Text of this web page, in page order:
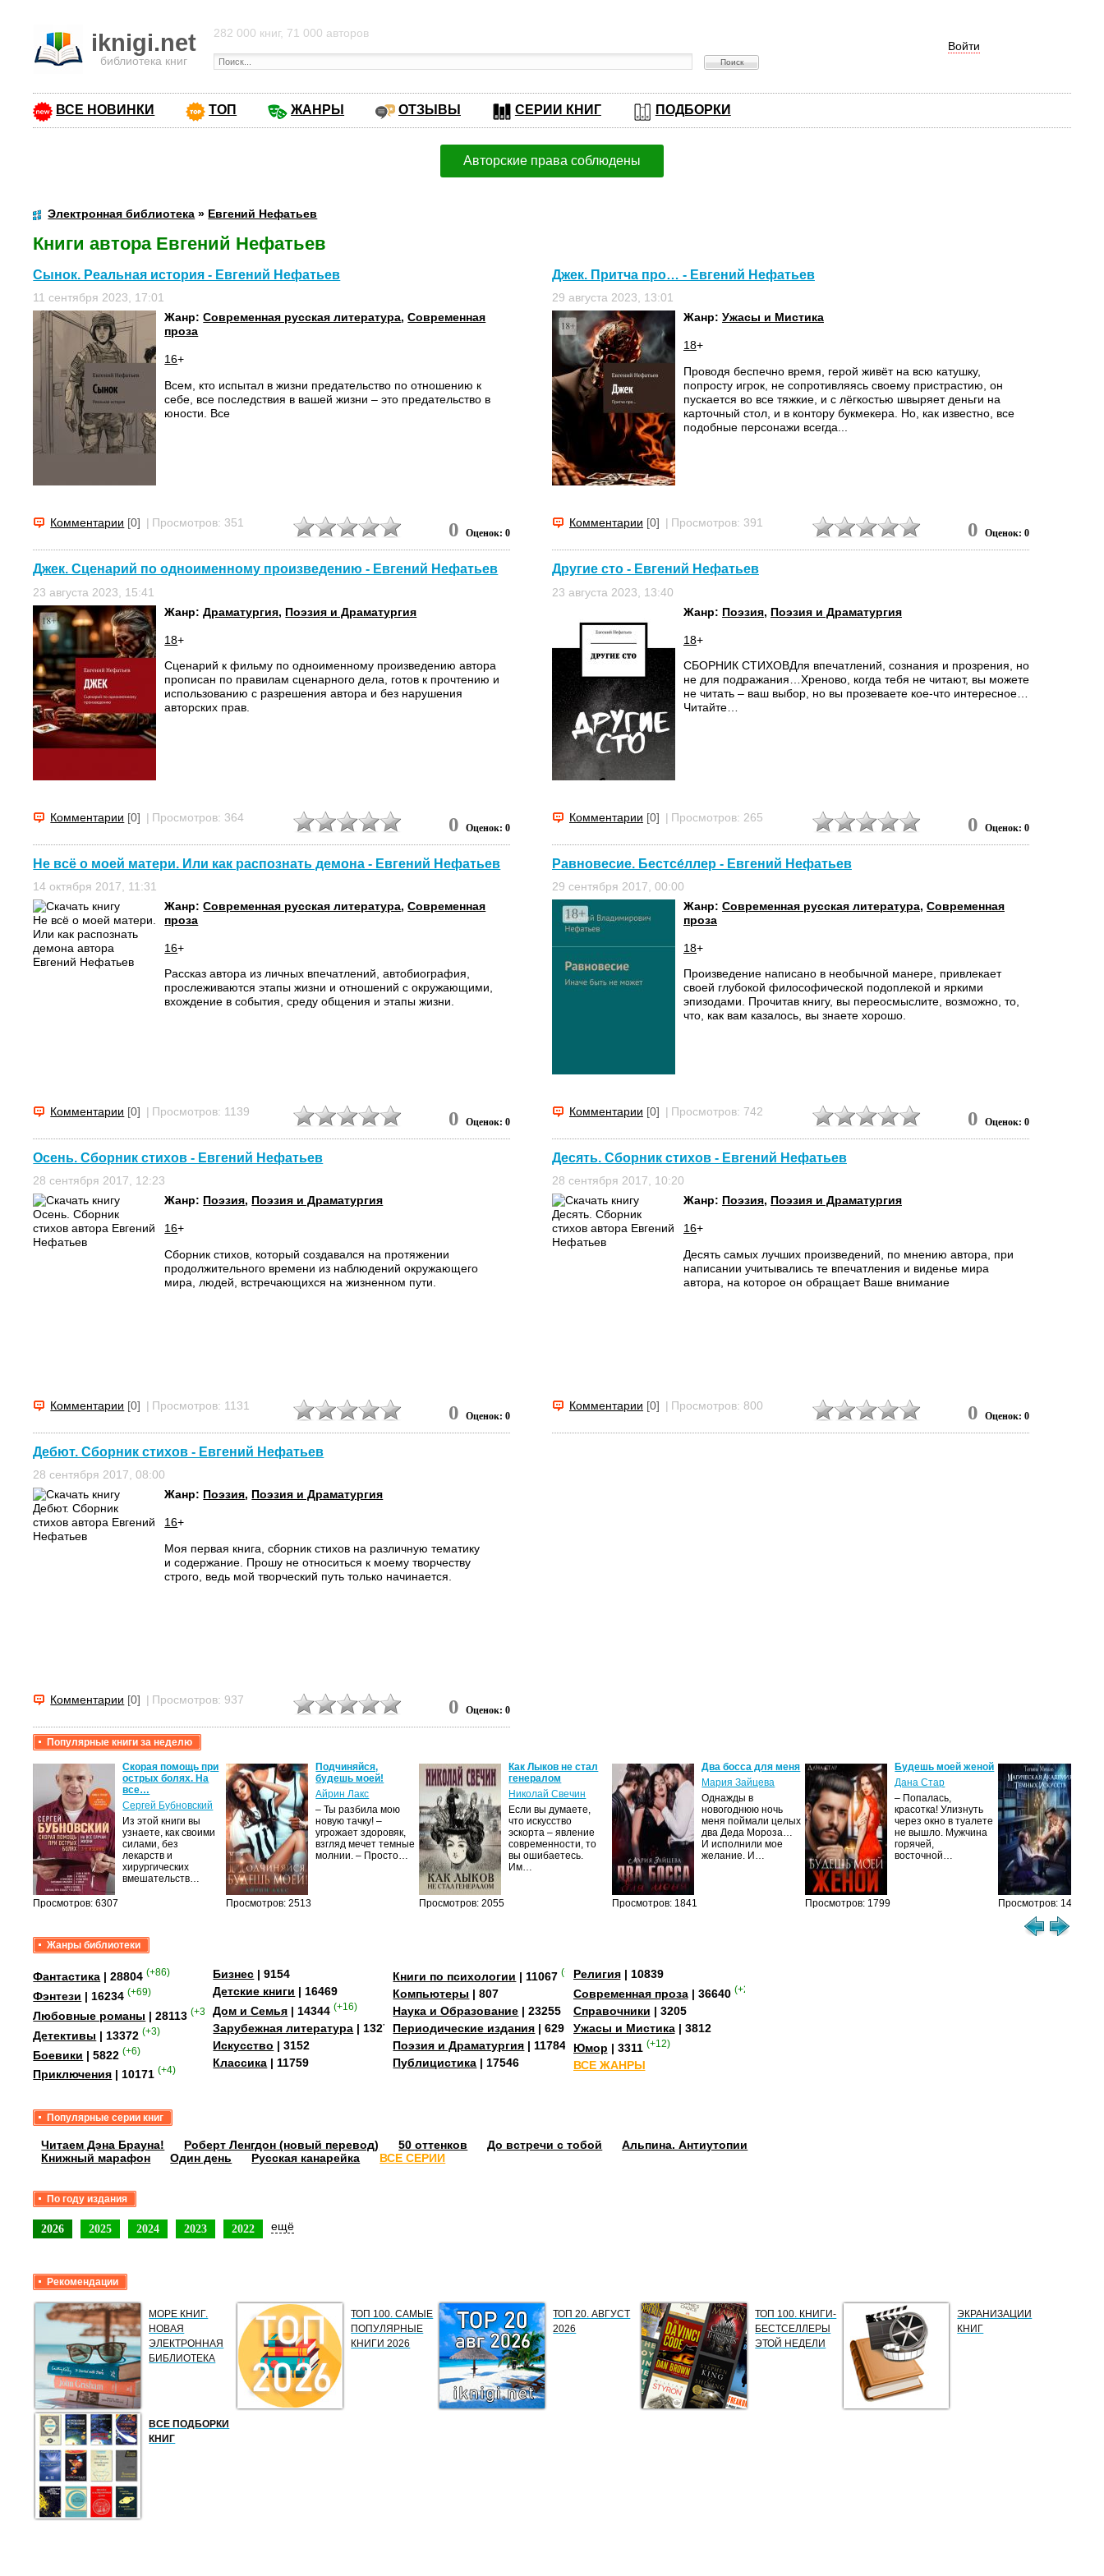
iknigi.net
библиотека книг
Войти
282 000 книг, 71 000 авторов
ВСЕ НОВИНКИ ТОП ЖАНРЫ ОТЗЫВЫ СЕРИИ КНИГ ПОДБОРКИ
Авторские права соблюдены
Электронная библиотека » Евгений Нефатьев
Книги автора Евгений Нефатьев
Сынок. Реальная история - Евгений Нефатьев
11 сентября 2023, 17:01
Жанр:Современная русская литература,Современная
проза
16+
Всем, кто испытал в жизни предательство по отношению к
себе, все последствия в вашей жизни – это предательство в
юности. Все
Комментарии [0] | Просмотров: 351 0 Оценок: 0
Джек. Притча про… - Евгений Нефатьев
29 августа 2023, 13:01
Жанр: Ужасы и Мистика
18+
Проводя беспечно время, герой живёт на всю катушку,
попросту игрок, не сопротивляясь своему пристрастию, он
пускается во все тяжкие, и с лёгкостью швыряет деньги на
карточный стол, и в контору букмекера. Но, как известно, все
подобные персонажи всегда...
Комментарии [0] | Просмотров: 391 0 Оценок: 0
Джек. Сценарий по одноименному произведению - Евгений Нефатьев
23 августа 2023, 15:41
Жанр:Драматургия, Поэзия и Драматургия
18+
Сценарий к фильму по одноименному произведению автора
прописан по правилам сценарного дела, готов к прочтению и
использованию с разрешения автора и без нарушения
авторских прав.
Комментарии [0] | Просмотров: 364 0 Оценок: 0
Другие сто - Евгений Нефатьев
23 августа 2023, 13:40
Жанр: Поэзия, Поэзия и Драматургия
18+
СБОРНИК СТИХОВДля впечатлений, сознания и прозрения, но
не для подражания…Хреново, когда тебя не читают, вы можете
не читать – ваш выбор, но вы прозеваете кое-что интересное…
Читайте…
Комментарии [0] | Просмотров: 265 0 Оценок: 0
Не всё о моей матери. Или как распознать демона - Евгений Нефатьев
14 октября 2017, 11:31
Жанр:Современная русская литература,Современная
проза
16+
Рассказ автора из личных впечатлений, автобиография,
прослеживаются этапы жизни и отношений с окружающими,
вхождение в события, среду общения и этапы жизни.
Комментарии [0] | Просмотров: 1139 0 Оценок: 0
Равновесие. Бестсе́ллер - Евгений Нефатьев
29 сентября 2017, 00:00
Жанр: Современная русская литература, Современная
проза
18+
Произведение написано в необычной манере, привлекает
своей глубокой философической подоплекой и яркими
эпизодами. Прочитав книгу, вы переосмыслите, возможно, то,
что, как вам казалось, вы знаете хорошо.
Комментарии [0] | Просмотров: 742 0 Оценок: 0
Осень. Сборник стихов - Евгений Нефатьев
28 сентября 2017, 12:23
Жанр: Поэзия, Поэзия и Драматургия
16+
Сборник стихов, который создавался на протяжении
продолжительного времени из наблюдений окружающего
мира, людей, встречающихся на жизненном пути.
Комментарии [0] | Просмотров: 1131 0 Оценок: 0
Десять. Сборник стихов - Евгений Нефатьев
28 сентября 2017, 10:20
Жанр: Поэзия, Поэзия и Драматургия
16+
Десять самых лучших произведений, по мнению автора, при
написании учитывались те впечатления и виденье мира
автора, на которое он обращает Ваше внимание
Комментарии [0] | Просмотров: 800 0 Оценок: 0
Дебют. Сборник стихов - Евгений Нефатьев
28 сентября 2017, 08:00
Жанр: Поэзия, Поэзия и Драматургия
16+
Моя первая книга, сборник стихов на различную тематику
и содержание. Прошу не относиться к моему творчеству
строго, ведь мой творческий путь только начинается.
Комментарии [0] | Просмотров: 937 0 Оценок: 0
Популярные книги за неделю
Просмотров: 6307
Скорая помощь при
острых болях. На
все…
Сергей Бубновский
Из этой книги вы
узнаете, как своими
силами, без
лекарств и
хирургических
вмешательств…
Просмотров: 2513
Подчиняйся,
будешь моей!
Айрин Лакс
– Ты разбила мою
новую тачку! –
угрожает здоровяк,
взгляд мечет темные
молнии. – Просто…
Просмотров: 2055
Как Лыков не стал
генералом
Николай Свечин
Если вы думаете,
что искусство
эскорта – явление
современности, то
вы ошибаетесь.
Им…
Просмотров: 1841
Два босса для меня
Мария Зайцева
Однажды в
новогоднюю ночь
меня поймали целых
два Деда Мороза…
И исполнили мое
желание. И…
Просмотров: 1799
Будешь моей женой
Дана Стар
– Попалась,
красотка! Улизнуть
через окно в туалете
не вышло. Мужчина
горячей,
восточной…
Просмотров: 1460
Жанры библиотеки
Фантастика | 28804 (+86)
Фэнтези | 16234 (+69)
Любовные романы | 28113 (+358)
Детективы | 13372 (+3)
Боевики | 5822 (+6)
Приключения | 10171 (+4)
Бизнес | 9154
Детские книги | 16469
Дом и Семья | 14344 (+16)
Зарубежная литература | 13273
Искусство | 3152
Классика | 11759
Книги по психологии | 11067 (+3)
Компьютеры | 807
Наука и Образование | 23255
Периодические издания | 629
Поэзия и Драматургия | 11784
Публицистика | 17546
Религия| 10839
Современная проза| 36640 (+2)
Справочники | 3205
Ужасы и Мистика| 3812
Юмор | 3311 (+12)
ВСЕ ЖАНРЫ
Популярные серии книг
Читаем Дэна Брауна! Роберт Ленгдон (новый перевод) 50 оттенков До встречи с тобой
Альпина. Антиутопии
Книжный марафон
Один день Русская канарейка ВСЕ СЕРИИ
По году издания
2026 2025 2024 2023 2022 ещё
Рекомендации
МОРЕ КНИГ.
НОВАЯ
ЭЛЕКТРОННАЯ
БИБЛИОТЕКА
ТОП 100. САМЫЕ
ПОПУЛЯРНЫЕ
КНИГИ 2026
ТОП 20. АВГУСТ
2026
ТОП 100. КНИГИ-
БЕСТСЕЛЛЕРЫ
ЭТОЙ НЕДЕЛИ
ЭКРАНИЗАЦИИ
КНИГ
ВСЕ ПОДБОРКИ
КНИГ